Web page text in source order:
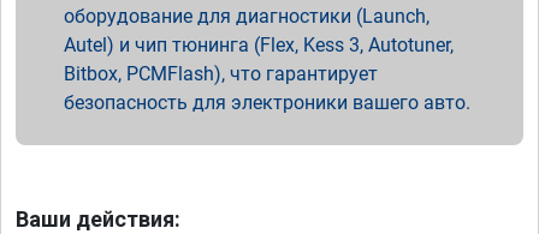
оборудование для диагностики (Launch,
Autel) и чип тюнинга (Flex, Kess 3, Autotuner,
Bitbox, PCMFlash), что гарантирует
безопасность для электроники вашего авто.
Ваши действия: